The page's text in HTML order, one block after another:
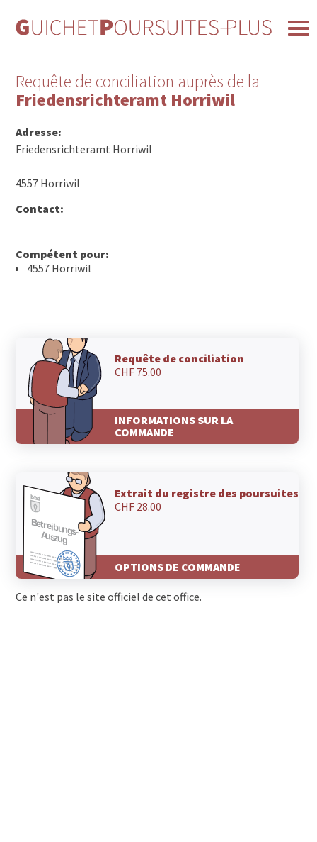
Requête de conciliation auprès de la
Friedensrichteramt Horriwil
Adresse:
Friedensrichteramt Horriwil
4557 Horriwil
Contact:
Compétent pour:
4557 Horriwil
Requête de conciliation
CHF 75.00
INFORMATIONS SUR LA
COMMANDE
Extrait du registre des poursuites
CHF 28.00
OPTIONS DE COMMANDE
Ce n'est pas le site officiel de cet office.